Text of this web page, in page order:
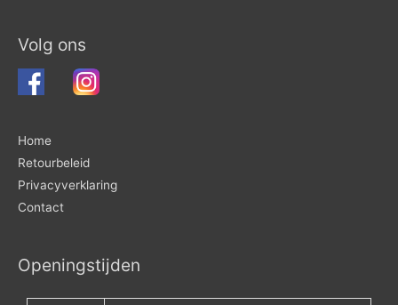
Volg ons
Home
Retourbeleid
Privacyverklaring
Contact
Openingstijden